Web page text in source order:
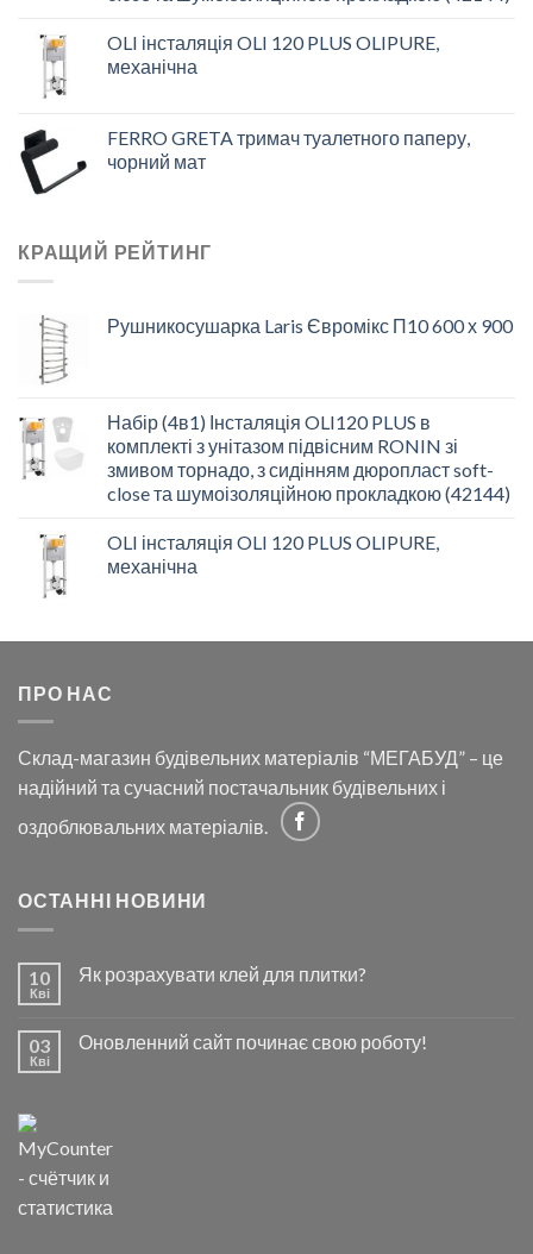
OLI інсталяція OLI 120 PLUS OLIPURE,
механічна
FERRO GRETA тримач туалетного паперу,
чорний мат
КРАЩИЙ РЕЙТИНГ
Рушникосушарка Laris Євромікс П10 600 х 900
Набір (4в1) Інсталяція OLI120 PLUS в
комплекті з унітазом підвісним RONIN зі
змивом торнадо, з сидінням дюропласт soft-
close та шумоізоляційною прокладкою (42144)
OLI інсталяція OLI 120 PLUS OLIPURE,
механічна
ПРО НАС
Склад-магазин будівельних матеріалів “МЕГАБУД” – це
надійний та сучасний постачальник будівельних і
оздоблювальних матеріалів.
ОСТАННІ НОВИНИ
10
Кві
Як розрахувати клей для плитки?
03
Кві
Оновленний сайт починає свою роботу!